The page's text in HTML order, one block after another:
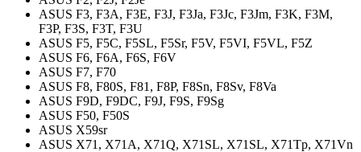
ASUS F3, F3A, F3E, F3J, F3Ja, F3Jc, F3Jm, F3K, F3M,
F3P, F3S, F3T, F3U
ASUS F5, F5C, F5SL, F5Sr, F5V, F5VI, F5VL, F5Z
ASUS F6, F6A, F6S, F6V
ASUS F7, F70
ASUS F8, F80S, F81, F8P, F8Sn, F8Sv, F8Va
ASUS F9D, F9DC, F9J, F9S, F9Sg
ASUS F50, F50S
ASUS X59sr
ASUS X71, X71A, X71Q, X71SL, X71SL, X71Tp, X71Vn